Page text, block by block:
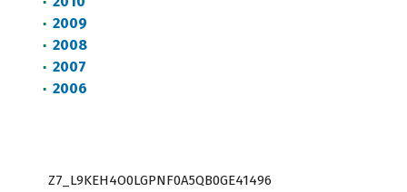
2009
2008
2007
2006
Z7_L9KEH4O0LGPNF0A5QB0GE41496